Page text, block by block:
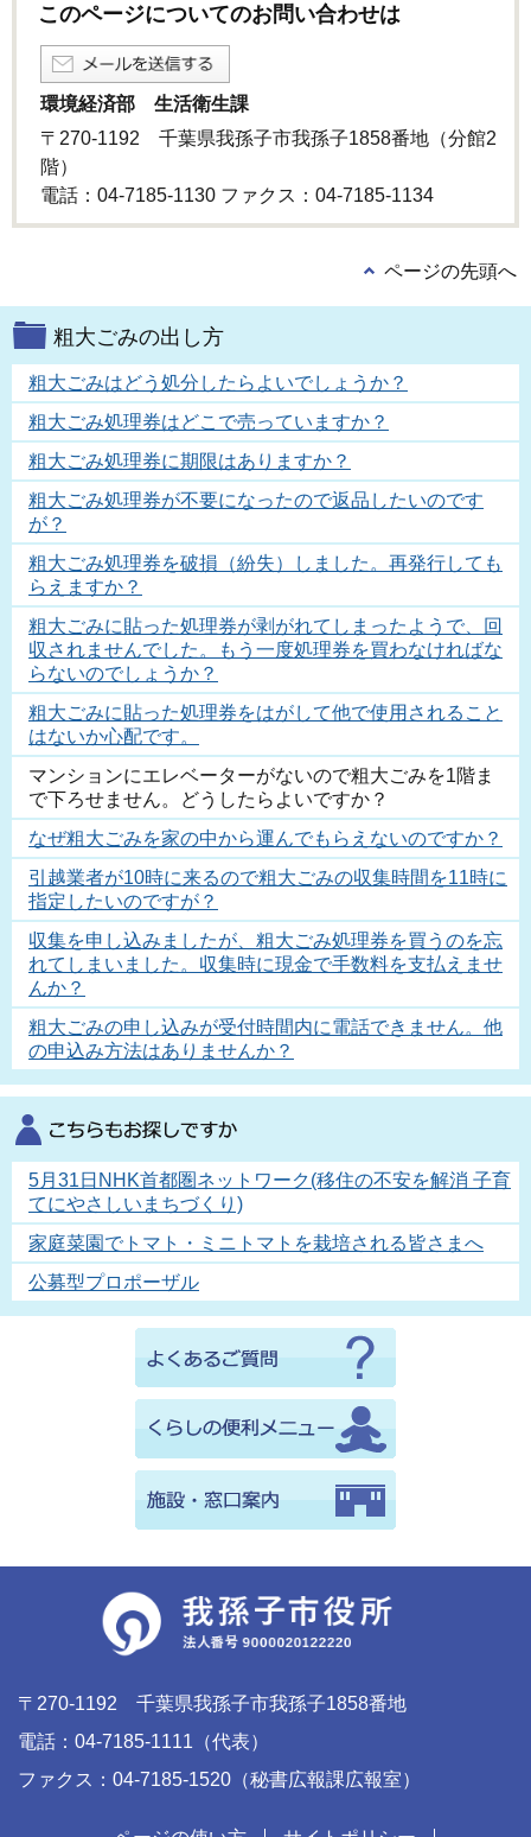
このページについてのお問い合わせは
環境経済部 生活衛生課
〒270-1192 千葉県我孫子市我孫子1858番地（分館2
階）
電話：04-7185-1130 ファクス：04-7185-1134
ページの先頭へ
粗大ごみの出し方
粗大ごみはどう処分したらよいでしょうか？
粗大ごみ処理券はどこで売っていますか？
粗大ごみ処理券に期限はありますか？
粗大ごみ処理券が不要になったので返品したいのです
が？
粗大ごみ処理券を破損（紛失）しました。再発行しても
らえますか？
粗大ごみに貼った処理券が剥がれてしまったようで、回
収されませんでした。もう一度処理券を買わなければな
らないのでしょうか？
粗大ごみに貼った処理券をはがして他で使用されること
はないか心配です。
マンションにエレベーターがないので粗大ごみを1階ま
で下ろせません。どうしたらよいですか？
なぜ粗大ごみを家の中から運んでもらえないのですか？
引越業者が10時に来るので粗大ごみの収集時間を11時に
指定したいのですが？
収集を申し込みましたが、粗大ごみ処理券を買うのを忘
れてしまいました。収集時に現金で手数料を支払えませ
んか？
粗大ごみの申し込みが受付時間内に電話できません。他
の申込み方法はありませんか？
5月31日NHK首都圏ネットワーク(移住の不安を解消 子育
てにやさしいまちづくり)
家庭菜園でトマト・ミニトマトを栽培される皆さまへ
公募型プロポーザル
〒270-1192 千葉県我孫子市我孫子1858番地
電話：04-7185-1111（代表）
ファクス：04-7185-1520（秘書広報課広報室）